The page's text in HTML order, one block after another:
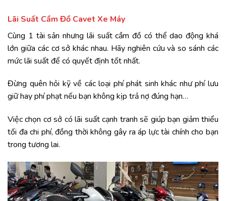
Lãi Suất Cầm Đồ Cavet Xe Máy
Cùng 1 tài sản nhưng lãi suất cầm đồ có thể dao động khá
lớn giữa các cơ sở khác nhau. Hãy nghiên cứu và so sánh các
mức lãi suất để có quyết định tốt nhất.
Đừng quên hỏi kỹ về các loại phí phát sinh khác như phí lưu
giữ hay phí phạt nếu bạn không kịp trả nợ đúng hạn…
Việc chọn cơ sở có lãi suất cạnh tranh sẽ giúp bạn giảm thiểu
tối đa chi phí, đồng thời không gây ra áp lực tài chính cho bạn
trong tương lai.